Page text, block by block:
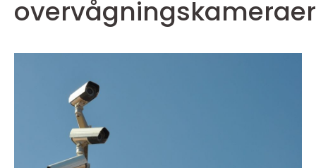
overvågningskameraer